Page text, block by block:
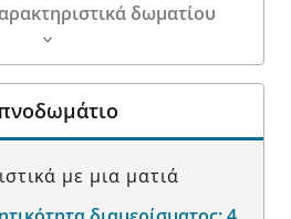
δωματίου
με μια ματιά